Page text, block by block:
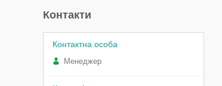
Контакти
Менеджер